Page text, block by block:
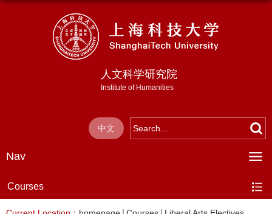
人文科学研究院
Institute of Humanities
中文
Nav
Courses